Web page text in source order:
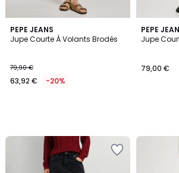
PEPE JEANS
Jupe Courte À Volants Brodés
79,90 €
63,92 € -20%
PEPE
Jupe
79,00 €